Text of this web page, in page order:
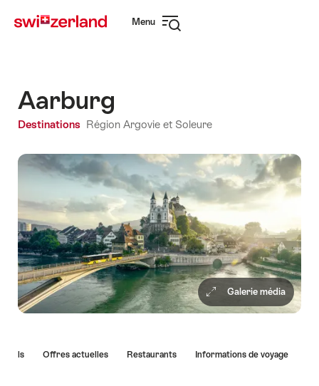
sur
rapide
Menu
Aarburg
Destinations Région Argovie et Soleure
Galerie média
Offres actuelles Restaurants Informations de voyage